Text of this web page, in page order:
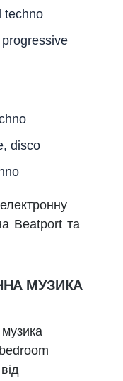
techno
disco
Beatport та
МУЗИКА